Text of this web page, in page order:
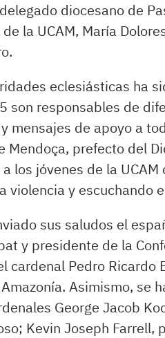
diocesano de
la UCAM, María
eclesiásticas ha
son responsables de
mensajes de apoyo a
Mendoça, prefecto del
los jóvenes de la
violencia y escuchando
sus saludos el
y presidente de la
cardenal Pedro Ricardo
Asimismo, se
George Jacob
Kevin Joseph Farrell,